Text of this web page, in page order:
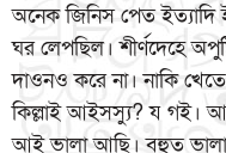
অনেক জিনিস পেত ইত্যাদি
ঘর লেপছিল। শীর্ণদেহে
দাওনও করে না। নাকি
কিল্লাই আইসস্যু? য গই।
আই ভালা আছি। বহুত